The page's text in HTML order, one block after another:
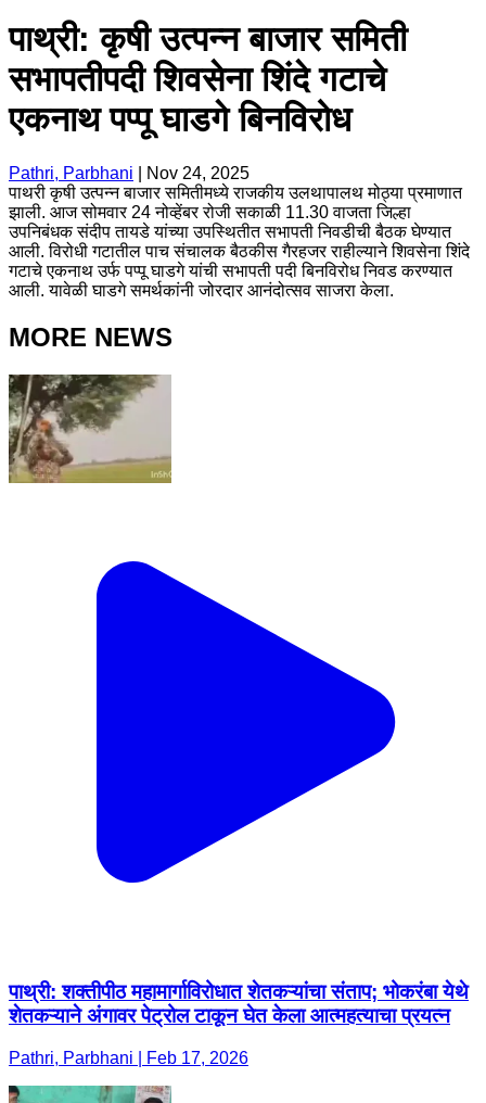
पाथ्री: कृषी उत्पन्न बाजार समिती
सभापतीपदी शिवसेना शिंदे गटाचे
एकनाथ पप्पू घाडगे बिनविरोध
Pathri, Parbhani
Nov 24, 2025
पाथरी कृषी उत्पन्न बाजार समितीमध्ये राजकीय उलथापालथ मोठ्या प्रमाणात
झाली. आज सोमवार 24 नोव्हेंबर रोजी सकाळी 11.30 वाजता जिल्हा
उपनिबंधक संदीप तायडे यांच्या उपस्थितीत सभापती निवडीची बैठक घेण्यात
आली. विरोधी गटातील पाच संचालक बैठकीस गैरहजर राहील्याने शिवसेना शिंदे
गटाचे एकनाथ उर्फ पप्पू घाडगे यांची सभापती पदी बिनविरोध निवड करण्यात
आली. यावेळी घाडगे समर्थकांनी जोरदार आनंदोत्सव साजरा केला.
MORE NEWS
पाथ्री: शक्तीपीठ महामार्गाविरोधात शेतकऱ्यांचा संताप; भोकरंबा येथे
शेतकऱ्याने अंगावर पेट्रोल टाकून घेत केला आत्महत्याचा प्रयत्न
Pathri, Parbhani | Feb 17, 2026